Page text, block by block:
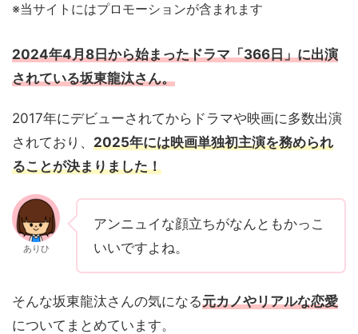
※当サイトにはプロモーションが含まれます
2024年4月8日から始まったドラマ「366日」に出演
されている坂東龍汰さん。
2017年にデビューされてからドラマや映画に多数出演
されており、 2025年には映画単独初主演を務められ
ることが決まりました！
ありひ
アンニュイな顔立ちがなんともかっこ
いいですよね。
そんな坂東龍汰さんの気になる元カノやリアルな恋愛
についてまとめています。